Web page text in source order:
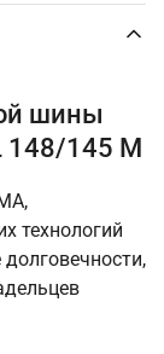
шины
148/145 M
технологий